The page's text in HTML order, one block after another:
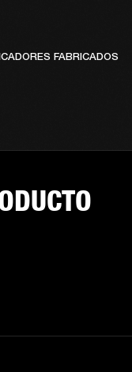
FABRICADOS